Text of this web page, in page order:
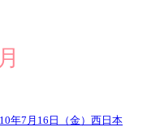
年7月16日（金）西日本